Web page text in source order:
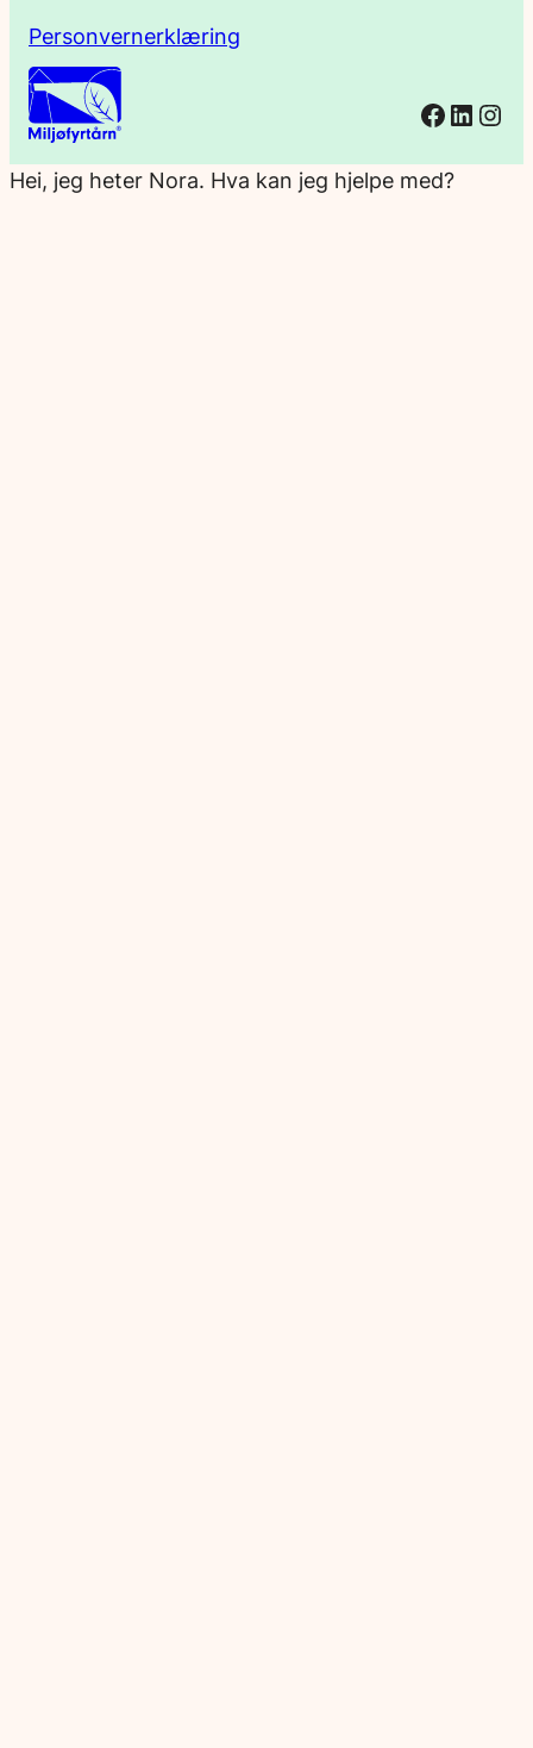
Personvernerklæring
Hei, jeg heter Nora. Hva kan jeg hjelpe med?